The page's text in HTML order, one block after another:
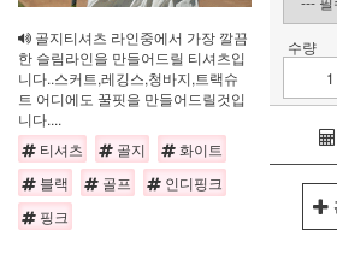
골지티셔츠 라인중에서 가장 깔끔
한 슬림라인을 만들어드릴 티셔츠입
니다..스커트,레깅스,청바지,트랙슈
트 어디에도 꿀핏을 만들어드릴것입
니다....
티셔츠
골지
화이트
블랙
골프
인디핑크
핑크
수량